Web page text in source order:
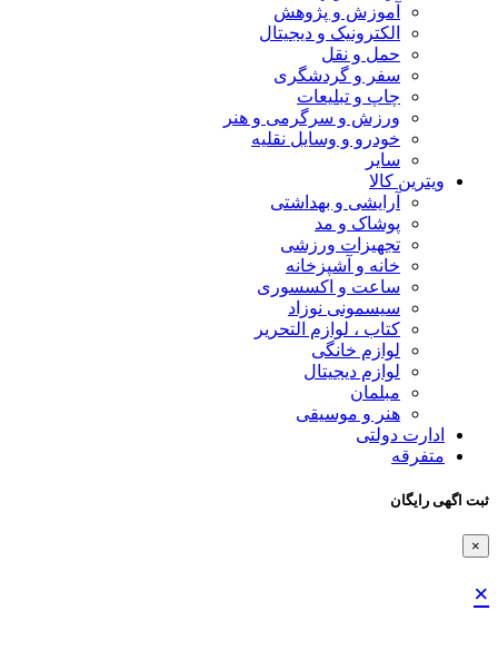
آموزش و پژوهش
الکترونیک و دیجیتال
حمل و نقل
سفر و گردشگری
چاپ و تبلیعات
ورزش و سرگرمی و هنر
خودرو و وسایل نقلیه
سایر
ویترین کالا
آرایشی و بهداشتی
پوشاک و مد
تجهیزات ورزشی
خانه و آشپزخانه
ساعت و اکسسوری
سیسمونی نوزاد
کتاب ، لوازم التحریر
لوازم خانگی
لوازم دیجیتال
مبلمان
هنر و موسیقی
ادارت دولتی
متفرقه
ثبت اگهی رایگان
×
×